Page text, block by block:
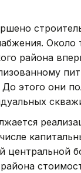
Около
района
этого они
центральной